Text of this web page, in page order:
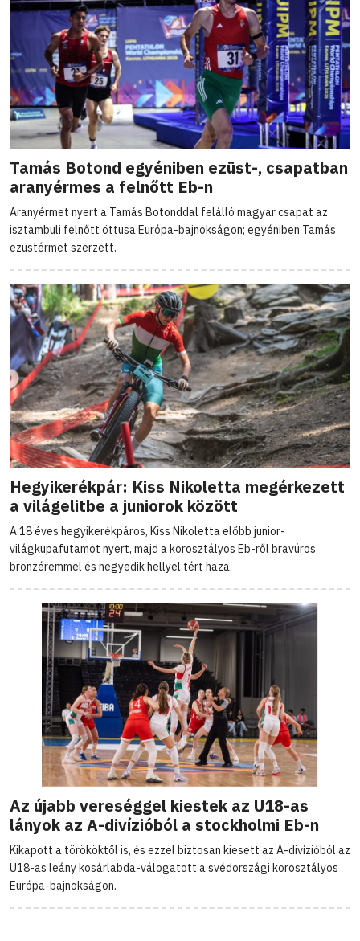
Tamás Botond egyéniben ezüst-, csapatban
aranyérmes a felnőtt Eb-n
Aranyérmet nyert a Tamás Botonddal felálló magyar csapat az
isztambuli felnőtt öttusa Európa-bajnokságon; egyéniben Tamás
ezüstérmet szerzett.
Hegyikerékpár: Kiss Nikoletta megérkezett
a világelitbe a juniorok között
A 18 éves hegyikerékpáros, Kiss Nikoletta előbb junior-
világkupafutamot nyert, majd a korosztályos Eb-ről bravúros
bronzéremmel és negyedik hellyel tért haza.
Az újabb vereséggel kiestek az U18-as
lányok az A-divízióból a stockholmi Eb-n
Kikapott a törököktől is, és ezzel biztosan kiesett az A-divízióból az
U18-as leány kosárlabda-válogatott a svédországi korosztályos
Európa-bajnokságon.